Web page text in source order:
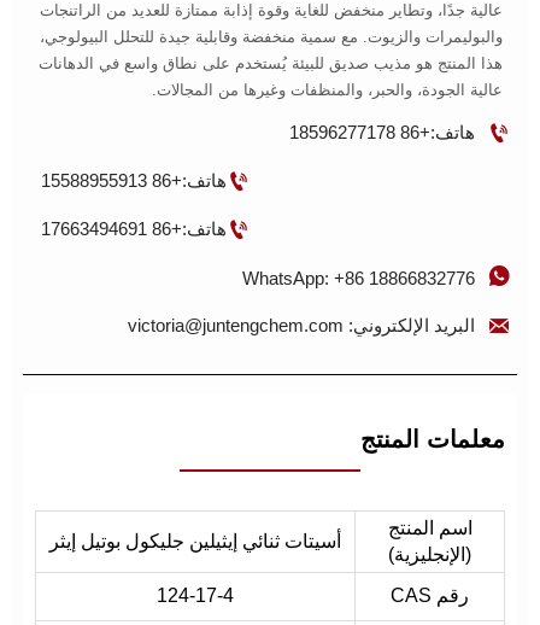
عالية جدًا، وتطاير منخفض للغاية وقوة إذابة ممتازة للعديد من الراتنجات
والبوليمرات والزيوت. مع سمية منخفضة وقابلية جيدة للتحلل البيولوجي،
هذا المنتج هو مذيب صديق للبيئة يُستخدم على نطاق واسع في الدهانات
عالية الجودة، والحبر، والمنظفات وغيرها من المجالات.
 هاتف:+86 18596277178
 هاتف:+86 15588955913
 هاتف:+86 17663494691

WhatsApp: +86 18866832776
 البريد الإلكتروني: victoria@juntengchem.com
معلمات المنتج
اسم المنتج
(الإنجليزية)
أسيتات ثنائي إيثيلين جليكول بوتيل إيثر
رقم CAS 124-17-4